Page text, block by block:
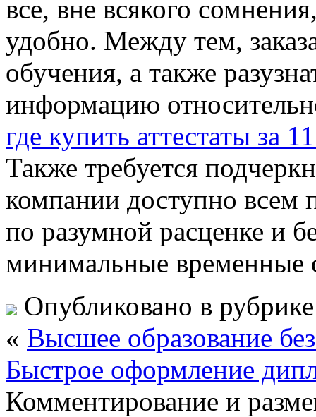
все, вне всякого
удобно. Между тем,
обучения, а также
информацию
где купить аттестаты за
Также требуется
компании доступно всем
по разумной расценке и
минимальные временные
Опубликовано в
« Высшее образование
Быстрое оформление
Комментирование и